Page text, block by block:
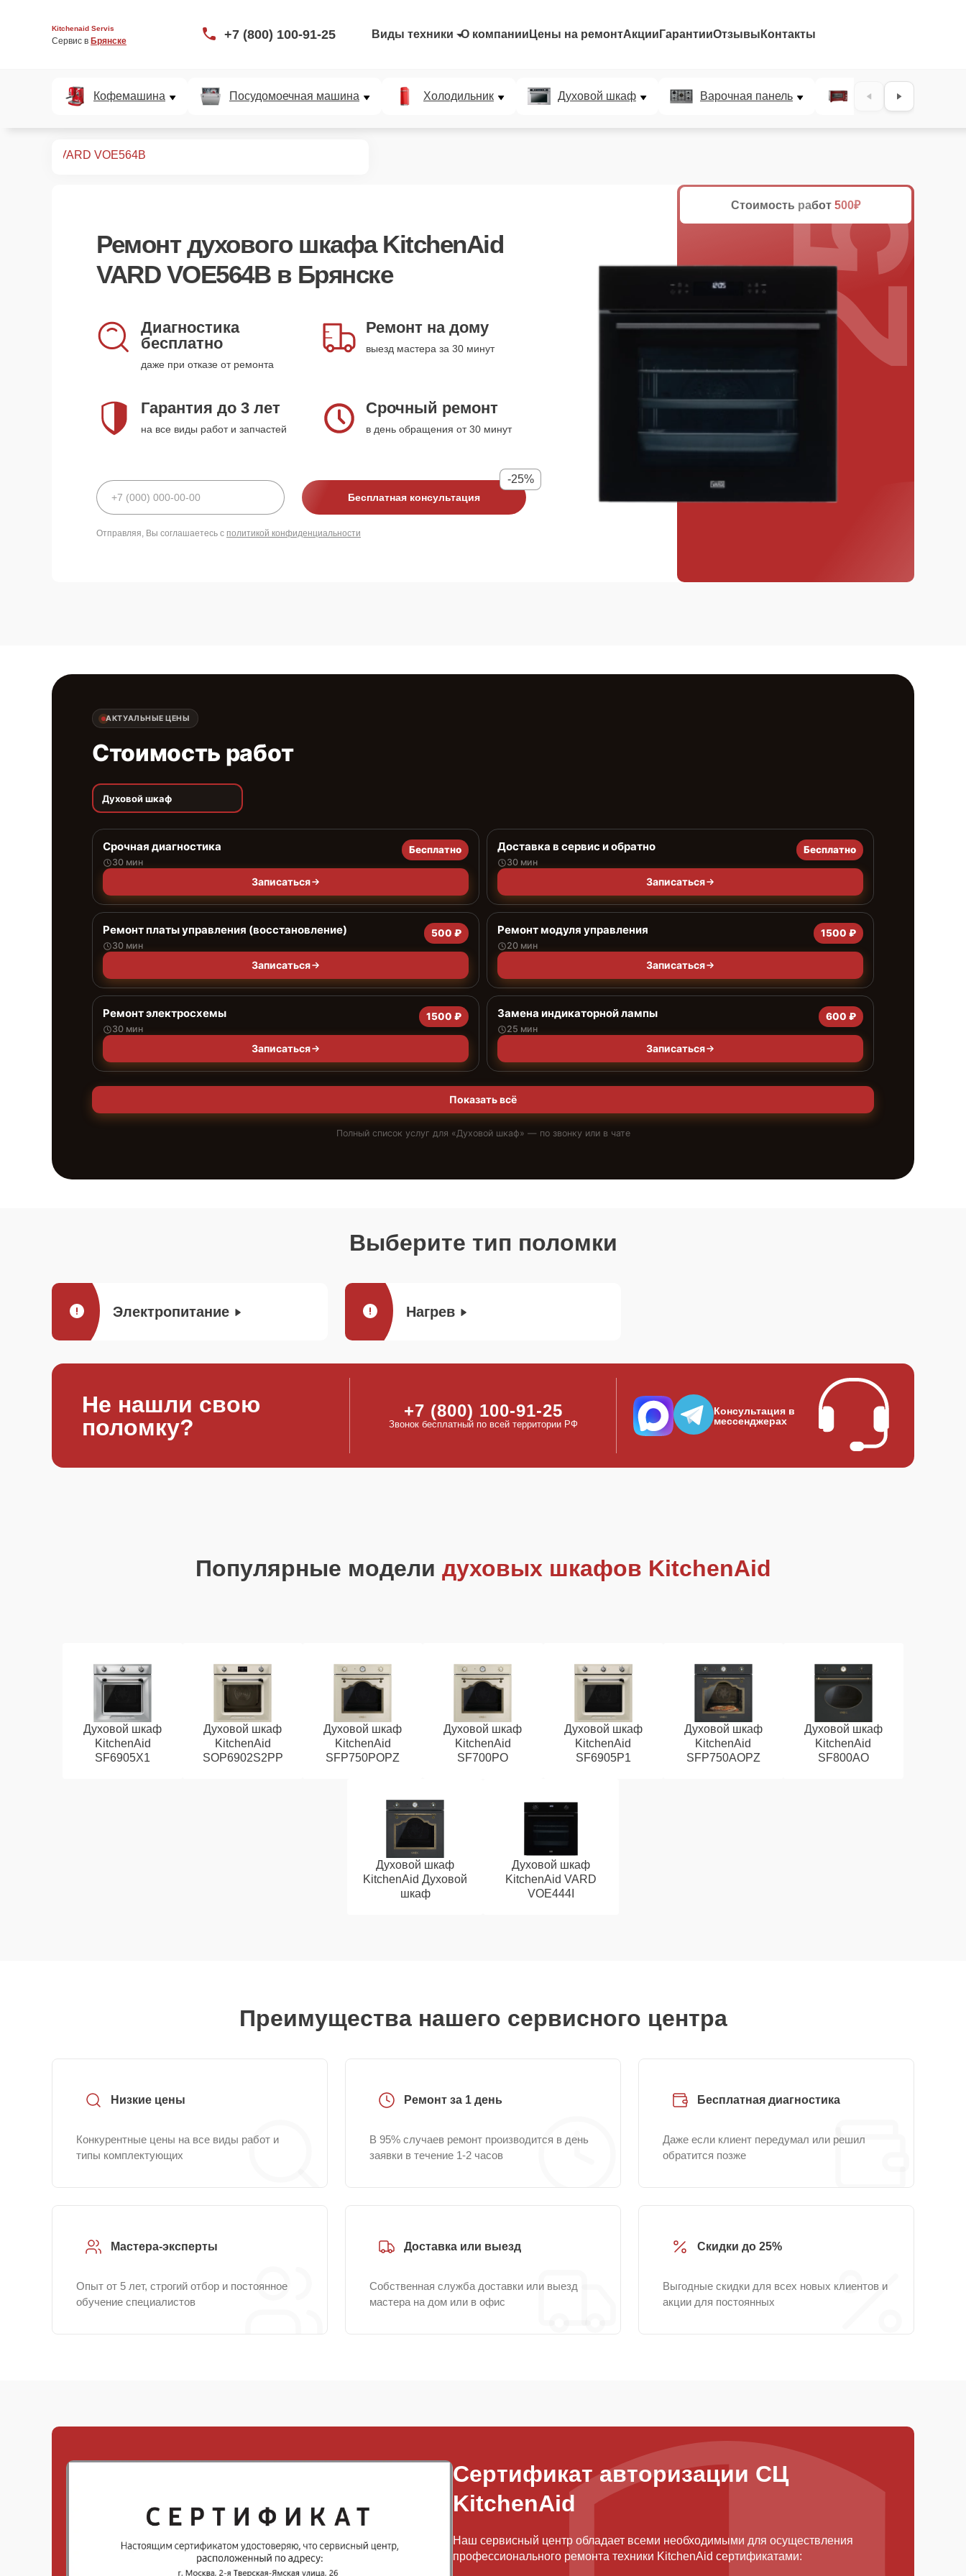
Kitchenaid Servis
Сервис в Брянске +7 (800) 100-91-25 Виды техники О компании Цены на ремонтАкции ГарантииОтзывы Контакты
Кофемашина Посудомоечная машина Холодильник Духовой шкаф Варочная панель Микроволновая
VARD VOE564B
Ремонтдухового шкафа KitchenAid
VARD VOE564Bв Брянске
Диагностика
бесплатно
даже при отказе от ремонта
Ремонт на дому
выезд мастера за 30 минут
Гарантия до 3 лет
на все виды работ и запчастей
Срочный ремонт
в день обращения от 30 минут
Бесплатная консультация
-25%
Отправляя, Вы соглашаетесь с политикой конфиденциальности
Стоимость работ 500₽
25%
АКТУАЛЬНЫЕ ЦЕНЫ
Стоимость работ
Духовой шкаф
Срочная диагностика
30 мин
Бесплатно
Записаться
Доставка в сервис и обратно
30 мин
Бесплатно
Записаться
Ремонт платы управления (восстановление)
30 мин
500 ₽
Записаться
Ремонт модуля управления
20 мин
1500 ₽
Записаться
Ремонт электросхемы
30 мин
1500 ₽
Записаться
Замена индикаторной лампы
25 мин
600 ₽
Записаться
Показать всё
Полный список услуг для «Духовой шкаф» — по звонку или в чате
Выберите тип поломки
Электропитание Нагрев
Не нашли свою
поломку?
+7 (800) 100-91-25
Звонок бесплатный по всей территории РФ
Консультация в
мессенджерах
Популярные модели духовых шкафов KitchenAid
Духовой шкаф
KitchenAid
SF6905X1
Духовой шкаф
KitchenAid
SOP6902S2PP
Духовой шкаф
KitchenAid
SFP750POPZ
Духовой шкаф
KitchenAid
SF700PO
Духовой шкаф
KitchenAid
SF6905P1
Духовой шкаф
KitchenAid
SFP750AOPZ
Духовой шкаф
KitchenAid
SF800AO
Духовой шкаф
KitchenAid Духовой
шкаф
Духовой шкаф
KitchenAid VARD
VOE444I
Преимущества нашего сервисного центра
Низкие цены
Конкурентные цены на все виды работ и
типы комплектующих
Ремонт за 1 день
В 95% случаев ремонт производится в день
заявки в течение 1-2 часов
Бесплатная диагностика
Даже если клиент передумал или решил
обратится позже
Мастера-эксперты
Опыт от 5 лет, строгий отбор и постоянное
обучение специалистов
Доставка или выезд
Собственная служба доставки или выезд
мастера на дом или в офис
Скидки до 25%
Выгодные скидки для всех новых клиентов и
акции для постоянных
Сертификат авторизации СЦ
KitchenAid
Наш сервисный центр обладает всеми необходимыми для осуществления
профессионального ремонта техники KitchenAid сертификатами: